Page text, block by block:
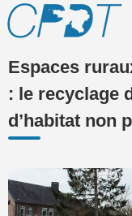
Espaces
: le recyclage
d’habitat non